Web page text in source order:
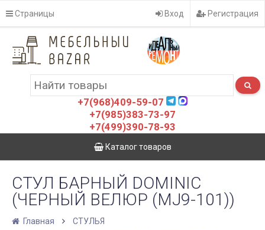
Страницы Вход Регистрация
+7(968)409-59-07
+7(985)383-73-97
+7(499)390-78-93
Каталог товаров
СТУЛ БАРНЫЙ DOMINIC
(ЧЕРНЫЙ ВЕЛЮР (MJ9-101))
Главная
СТУЛЬЯ